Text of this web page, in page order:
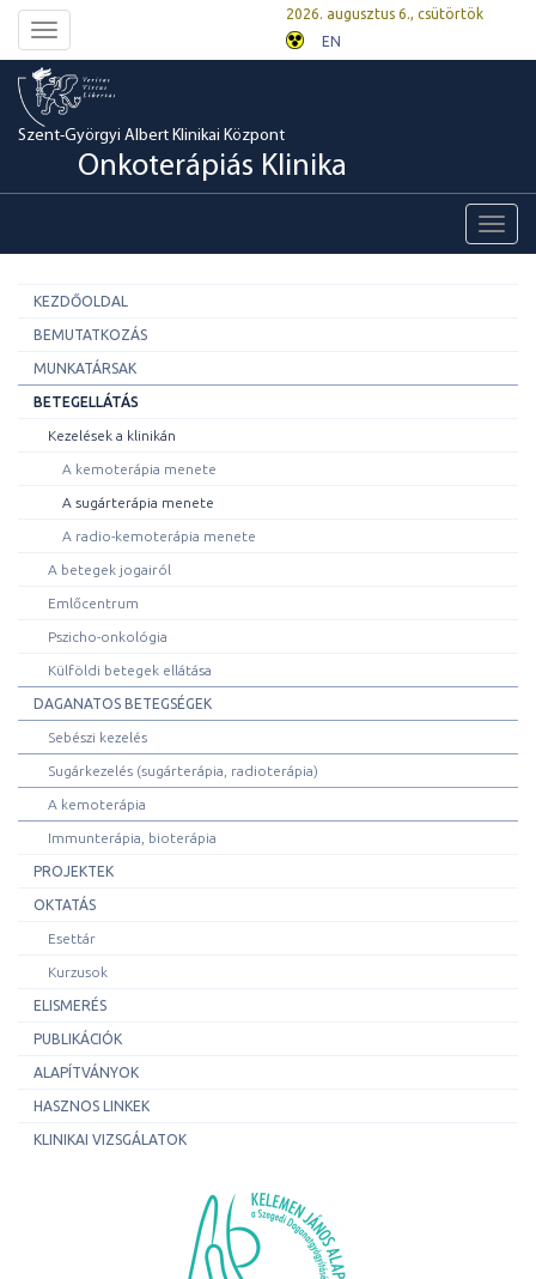
Toggle
navigation
2026. augusztus 6., csütörtök
EN
Szent-Györgyi Albert Klinikai Központ
Onkoterápiás Klinika
KEZDŐOLDAL
BEMUTATKOZÁS
MUNKATÁRSAK
BETEGELLÁTÁS
Kezelések a klinikán
A kemoterápia menete
A sugárterápia menete
A radio-kemoterápia menete
A betegek jogairól
Emlőcentrum
Pszicho-onkológia
Külföldi betegek ellátása
DAGANATOS BETEGSÉGEK
Sebészi kezelés
Sugárkezelés (sugárterápia, radioterápia)
A kemoterápia
Immunterápia, bioterápia
PROJEKTEK
OKTATÁS
Esettár
Kurzusok
ELISMERÉS
PUBLIKÁCIÓK
ALAPÍTVÁNYOK
HASZNOS LINKEK
KLINIKAI VIZSGÁLATOK